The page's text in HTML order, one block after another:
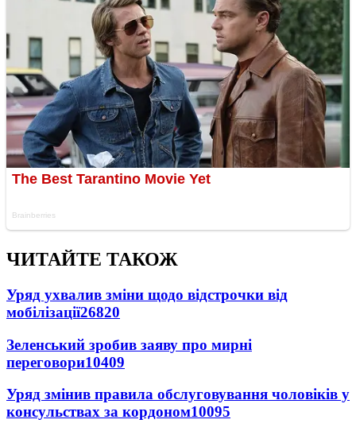
ЧИТАЙТЕ ТАКОЖ
Уряд ухвалив зміни щодо відстрочки від
мобілізації26820
Зеленський зробив заяву про мирні
переговори10409
Уряд змінив правила обслуговування чоловіків у
консульствах за кордоном10095